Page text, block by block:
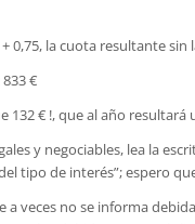
0,75, la cuota resultante sin
€
€ !, que al año
y negociables, lea la
tipo de interés”; espero
a veces no se informa